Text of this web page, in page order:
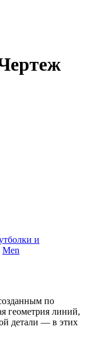
и
Men
по
геометрия линий,
детали — в этих